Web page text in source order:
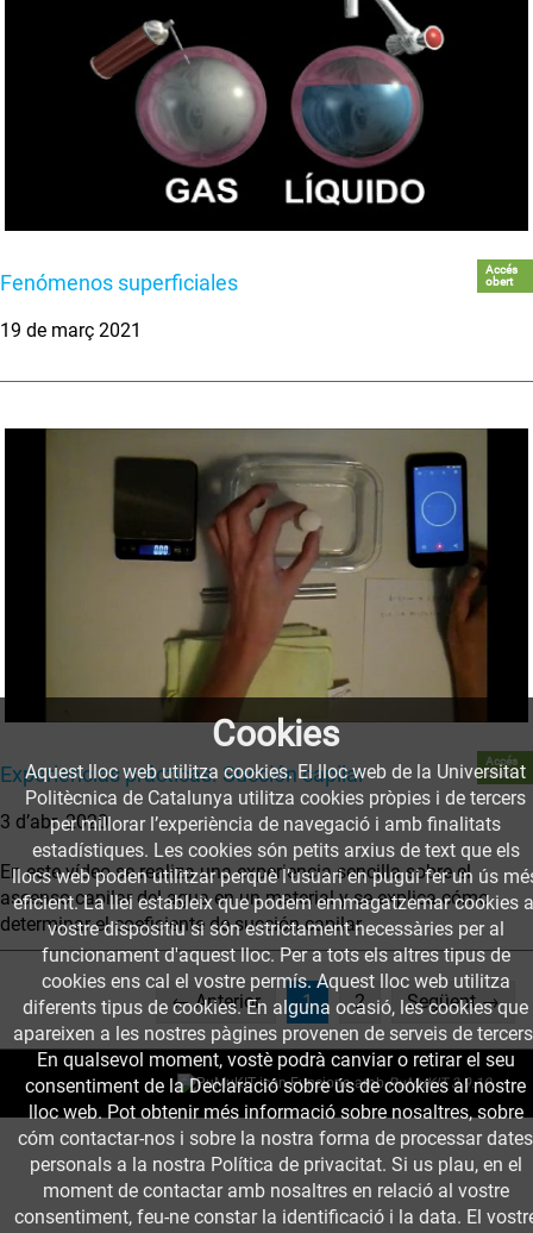
Fenómenos superficiales
Accés
obert
19 de març 2021
Experiencias prácticas. Succión capilar
Accés
obert
3 d’abr. 2020
En este vídeo se realiza una experiencia sencilla sobre el
ascenso capilar del agua en un material y se explica cómo
determinar el coeficiente de succión capilar.
← Anterior 1(current)
2 Següent →
Cookies
Aquest lloc web utilitza cookies. El lloc web de la Universitat
Politècnica de Catalunya utilitza cookies pròpies i de tercers
per millorar l’experiència de navegació i amb finalitats
estadístiques. Les cookies són petits arxius de text que els
llocs web poden utilitzar perquè l’usuari en pugui fer un ús
eficient. La llei estableix que podem emmagatzemar cookies
vostre dispositiu si són estrictament necessàries per al
funcionament d'aquest lloc. Per a tots els altres tipus de
cookies ens cal el vostre permís. Aquest lloc web utilitza
diferents tipus de cookies. En alguna ocasió, les cookies que
apareixen a les nostres pàgines provenen de serveis de
En qualsevol moment, vostè podrà canviar o retirar el seu
consentiment de la Declaració sobre ús de cookies al nostre
lloc web. Pot obtenir més informació sobre nosaltres, sobre
cóm contactar-nos i sobre la nostra forma de processar dates
personals a la nostra Política de privacitat. Si us plau, en el
moment de contactar amb nosaltres en relació al vostre
consentiment, feu-ne constar la identificació i la data. El
Funciona ambPuMuKIT 3.9.10